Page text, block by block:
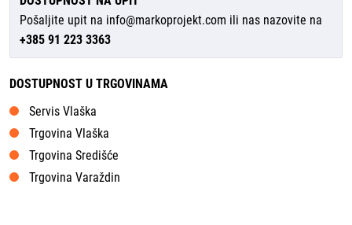
Pošaljite upit na info@markoprojekt.com ili nas nazovite na
+385 91 223 3363
DOSTUPNOST U TRGOVINAMA
Servis Vlaška
Trgovina Vlaška
Trgovina Središće
Trgovina Varaždin